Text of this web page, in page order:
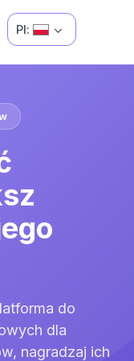
Pl:
do
dla
nagradzaj ich